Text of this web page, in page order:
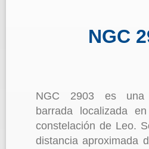
NGC
NGC 2903 es una
barrada localizada
constelación de Leo.
distancia aproximada